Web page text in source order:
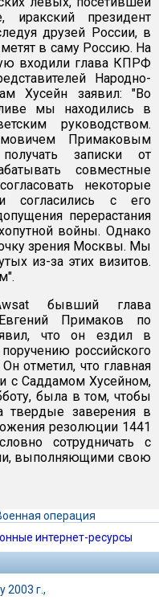
президент
друзей России, в
в саму Россию. На
входили глава КПРФ
Народно-
Хусейн заявил: "Во
мы находились в
руководством.
Примаковым
записки от
совместные
некоторые
согласились с его
перерастания
войны. Однако
зрения Москвы. Мы
из-за этих визитов.
бывший глава
Евгений Примаков по
что он ездил в
российского
отметил, что главная
с Саддамом Хусейном,
была в том, чтобы
твердые заверения в
резолюции 1441
сотрудничать с
выполняющими свою
операция
интернет-ресурсы
2003 г.,